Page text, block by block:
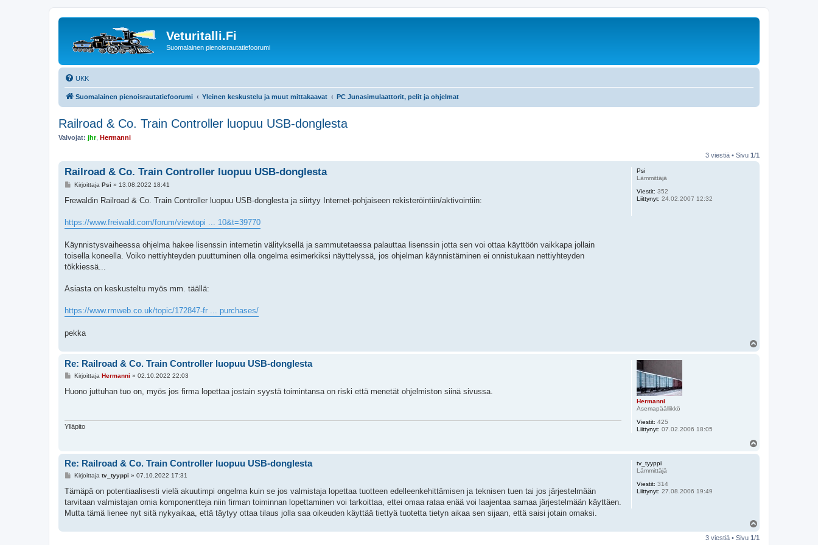
Veturitalli.Fi
Suomalainen pienoisrautatiefoorumi
UKK
Suomalainen pienoisrautatiefoorumi Yleinen keskustelu ja muut mittakaavat PC Junasimulaattorit, pelit ja ohjelmat
Railroad & Co. Train Controller luopuu USB-donglesta
Valvojat: jhr, Hermanni
3 viestiä • Sivu 1/1
Psi
Lämmittäjä
Viestit: 352
Liittynyt: 24.02.2007 12:32
Railroad & Co. Train Controller luopuu USB-donglesta
V
e
i
Kirjoittaja Psi » 13.08.2022 18:41
Frewaldin Railroad & Co. Train Controller luopuu USB-donglesta ja siirtyy Internet-pohjaiseen rekisteröintiin/aktivointiin:
https://www.freiwald.com/forum/viewtopi ... 10&t=39770
Käynnistysvaiheessa ohjelma hakee lisenssin internetin välityksellä ja sammutetaessa palauttaa lisenssin jotta sen voi ottaa käyttöön vaikkapa jollain
toisella koneella. Voiko nettiyhteyden puuttuminen olla ongelma esimerkiksi näyttelyssä, jos ohjelman käynnistäminen ei onnistukaan nettiyhteyden
tökkiessä...
Asiasta on keskusteltu myös mm. täällä:
https://www.rmweb.co.uk/topic/172847-fr ... purchases/
pekka
Hermanni
Asemapäällikkö
Viestit: 425
Liittynyt: 07.02.2006 18:05
Re: Railroad & Co. Train Controller luopuu USB-donglesta
V
e
Kirjoittaja Hermanni » 02.10.2022 22:03
Huono juttuhan tuo on, myös jos firma lopettaa jostain syystä toimintansa on riski että menetät ohjelmiston siinä sivussa.
Ylläpito
tv_tyyppi
Lämmittäjä
Viestit: 314
Liittynyt: 27.08.2006 19:49
Re: Railroad & Co. Train Controller luopuu USB-donglesta
V
e
t
i
Kirjoittaja tv_tyyppi » 07.10.2022 17:31
Tämäpä on potentiaalisesti vielä akuutimpi ongelma kuin se jos valmistaja lopettaa tuotteen edelleenkehittämisen ja teknisen tuen tai jos järjestelmään
tarvitaan valmistajan omia komponentteja niin firman toiminnan lopettaminen voi tarkoittaa, ettei omaa rataa enää voi laajentaa samaa järjestelmään käyttäen.
Mutta tämä lienee nyt sitä nykyaikaa, että täytyy ottaa tilaus jolla saa oikeuden käyttää tiettyä tuotetta tietyn aikaa sen sijaan, että saisi jotain omaksi.
ö
3 viestiä • Sivu 1/1